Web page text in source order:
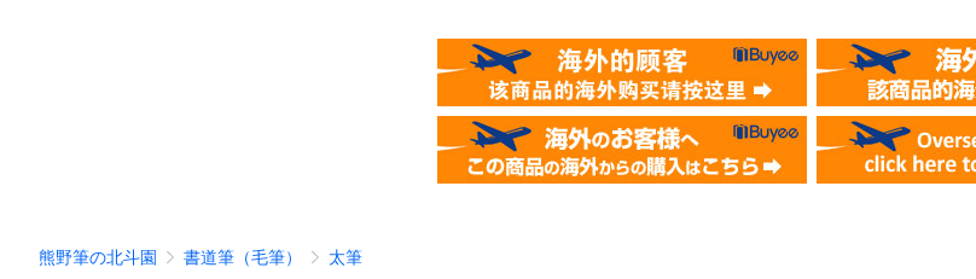
熊野筆の北斗園 書道筆（毛筆） 太筆